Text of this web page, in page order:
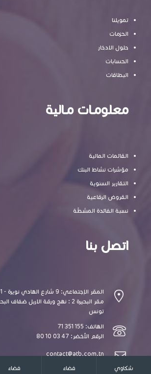
فضاء
فضاء
شكاوي
تمويلنا
الحزمات
حلول الادخار
الحسابات
البطاقات
معلومـات مـالية
القائمات المالية
مؤشرات نشاط البنك
التقارير السنوية
القروض الرقاعية
نسبة الفائدة المشطّة
اتصل بنا
المقر الإجتماعي: 9 شارع الهادي نويرة - 1001 تونس
تونس
الهاتف: 155 351 71
الرقم الأخضر: 47 03 10 80
contact@atb.com.tn